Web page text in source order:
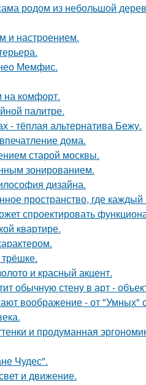
родом из небольшой
и настроением.
Мемфис.
на комфорт.
палитре.
- тёплая альтернатива Бежу.
дома.
старой москвы.
зонированием.
дизайна.
пространство, где
спроектировать
квартире.
и красный акцент.
обычную стену в арт -
воображение - от "Умных"
и продуманная
Чудес".
и движение.